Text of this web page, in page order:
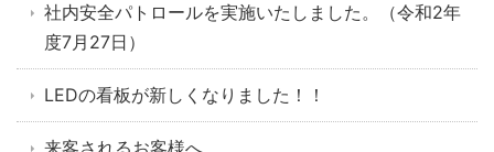
社内安全パトロールを実施いたしました。（令和2年
度7月27日）
LEDの看板が新しくなりました！！
来客されるお客様へ